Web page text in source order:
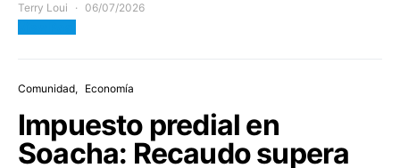
Terry Loui 06/07/2026
Comunidad Economía
Impuesto predial en
Soacha: Recaudo supera